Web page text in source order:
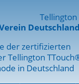
der zertifizierten
Tellington
in Deutschland